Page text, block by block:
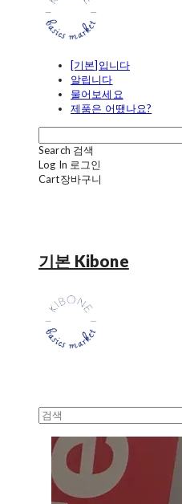
[기본]입니다
알립니다
물어보세요
제품은 어땠나요?
Search 검색
Log In 로그인
Cart장바구니
기본 Kibone